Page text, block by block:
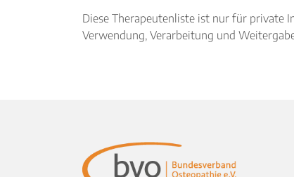
Diese Therapeutenliste ist nur für private
Verwendung, Verarbeitung und